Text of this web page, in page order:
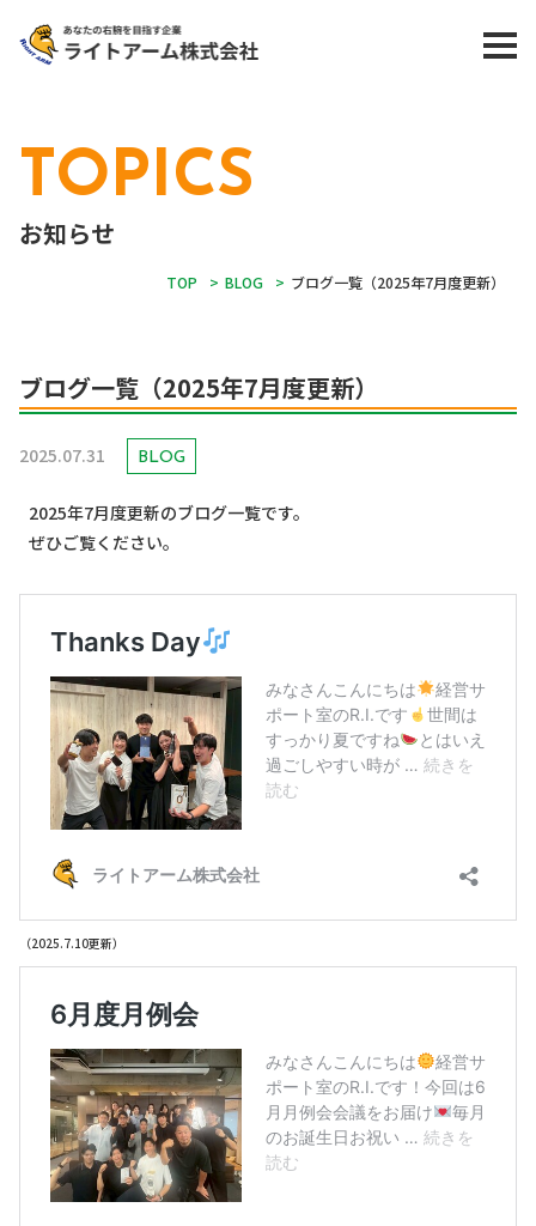
TOPICS
お知らせ
TOP > BLOG > ブログ一覧（2025年7月度更新）
ブログ一覧（2025年7月度更新）
2025.07.31 BLOG
2025年7月度更新のブログ一覧です。
ぜひご覧ください。
（2025.7.10更新）